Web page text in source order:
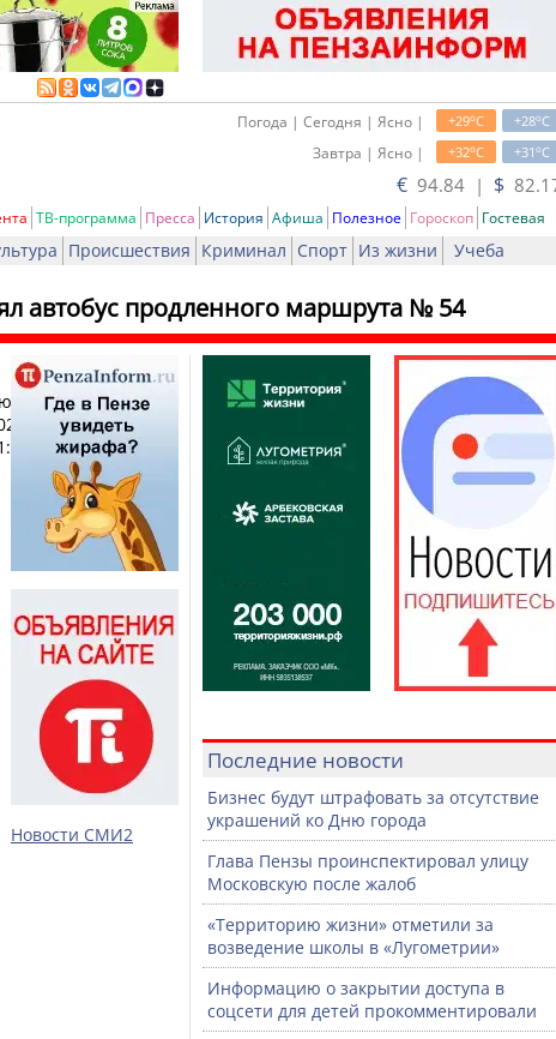
+28oC
+29oC
Погода | Сегодня | Ясно |
+31oC
+32oC
Завтра | Ясно |
€ 94.84 | $
ТВ-программа Пресса История Афиша Полезное Гороскоп Гостевая
Происшествия Криминал Спорт Из жизни Учеба
автобус продленного маршрута № 54
Печать
Новости СМИ2
Последние новости
Бизнес будут штрафовать за отсутствие
украшений ко Дню города
Глава Пензы проинспектировал улицу
Московскую после жалоб
«Территорию жизни» отметили за
возведение школы в «Лугометрии»
Информацию о закрытии доступа в
соцсети для детей прокомментировали